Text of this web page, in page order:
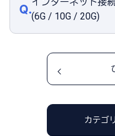
(6G / 10G / 20G)
カテゴ